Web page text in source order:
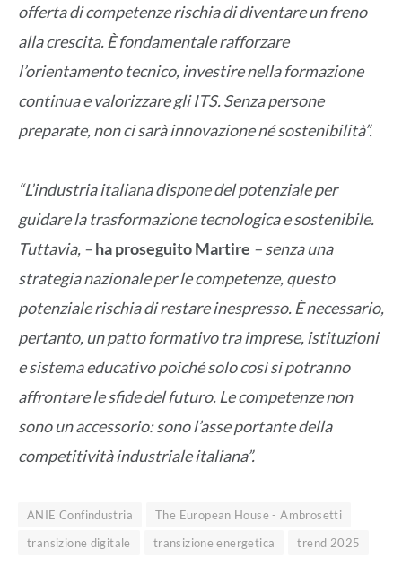
offerta di competenze rischia di diventare un freno
alla crescita. È fondamentale rafforzare
l’orientamento tecnico, investire nella formazione
continua e valorizzare gli ITS. Senza persone
preparate, non ci sarà innovazione né sostenibilità”.
“L’industria italiana dispone del potenziale per
guidare la trasformazione tecnologica e sostenibile.
Tuttavia, –ha proseguito Martire – senza una
strategia nazionale per le competenze, questo
potenziale rischia di restare inespresso. È necessario,
pertanto, un patto formativo tra imprese, istituzioni
e sistema educativo poiché solo così si potranno
affrontare le sfide del futuro. Le competenze non
sono un accessorio: sono l’asse portante della
competitività industriale italiana”.
ANIE Confindustria
The European House - Ambrosetti
transizione digitale
transizione energetica trend 2025